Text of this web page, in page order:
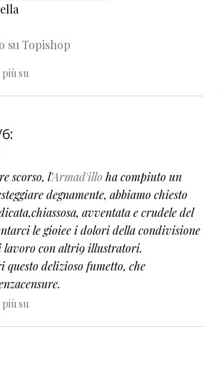
su Topishop
su
scorso, l'Armad'illo ha compiuto un
degnamente, abbiamo chiesto
avventata e crudele del
le gioiee i dolori della condivisione
lavoro con altri9 illustratori.
questo delizioso fumetto, che
su